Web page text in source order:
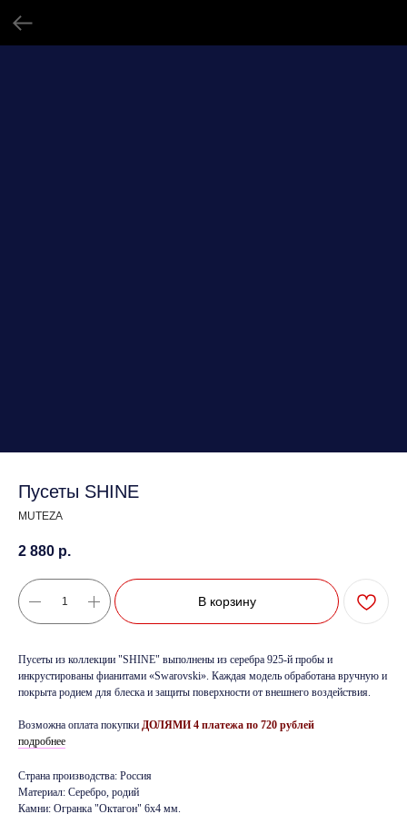
Пусеты SHINE
MUTEZA
2 880 р.
В корзину
Пусеты из коллекции "SHINE" выполнены из серебра 925-й пробы и
инкрустированы фианитами «Swarovski». Каждая модель обработана вручную и
покрыта родием для блеска и защиты поверхности от внешнего воздействия.
Возможна оплата покупки ДОЛЯМИ 4 платежа по 720 рублей
подробнее
Страна производства: Россия
Материал: Серебро, родий
Камни: Огранка "Октагон" 6х4 мм.